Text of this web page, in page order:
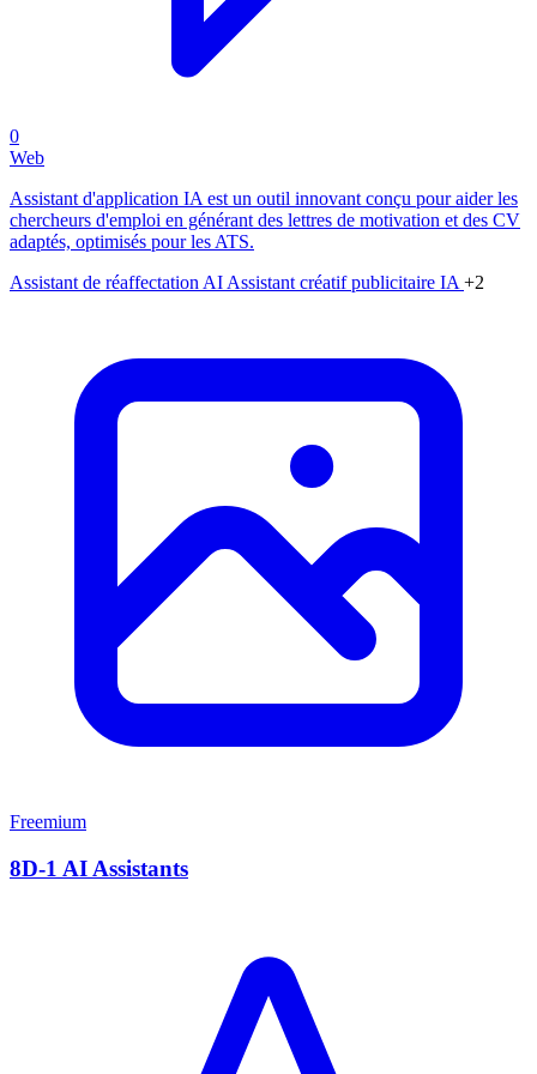
0
Web
Assistant d'application IA est un outil innovant conçu pour aider les
chercheurs d'emploi en générant des lettres de motivation et des CV
adaptés, optimisés pour les ATS.
Assistant de réaffectation AI Assistant créatif publicitaire IA +2
Freemium
8D-1 AI Assistants